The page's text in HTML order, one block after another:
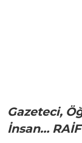
Gazeteci,
İnsan…